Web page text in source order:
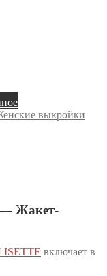
выкройки
Жакет-
включает в